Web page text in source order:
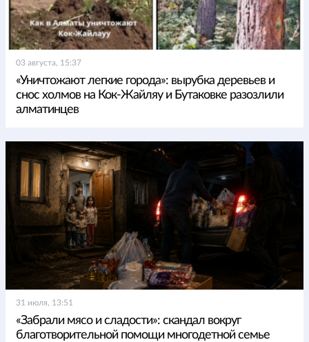
03 августа, 15:37
«Уничтожают легкие города»: вырубка деревьев и
снос холмов на Кок-Жайляу и Бутаковке разозлили
алматинцев
31 июля, 13:51
«Забрали мясо и сладости»: скандал вокруг
благотворительной помощи многодетной семье